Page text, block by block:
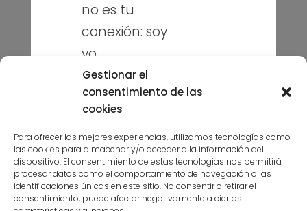
Gestionar el
consentimiento de las
cookies
Para ofrecer las mejores experiencias, utilizamos tecnologías como
las cookies para almacenar y/o acceder a la información del
dispositivo. El consentimiento de estas tecnologías nos permitirá
procesar datos como el comportamiento de navegación o las
identificaciones únicas en este sitio. No consentir o retirar el
consentimiento, puede afectar negativamente a ciertas
Puedes seguirme en mis redes
sociales
Suscríbete a la niusleter aquí
no es tu
conexión: soy
yo
toqueteando.
Sonríe y sigue